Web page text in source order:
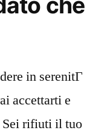
in serenitГ
accettarti e
Sei rifiuti il tuo